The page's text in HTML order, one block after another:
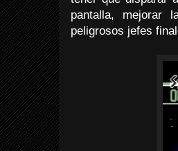
pantalla, mejorar
peligrosos jefes